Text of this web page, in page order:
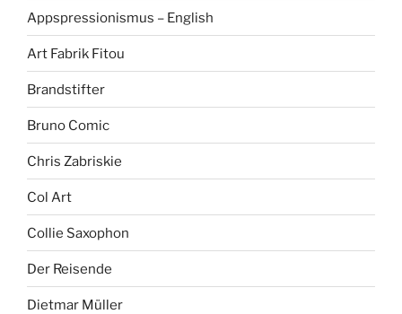
Appspressionismus – English
Art Fabrik Fitou
Brandstifter
Bruno Comic
Chris Zabriskie
Col Art
Collie Saxophon
Der Reisende
Dietmar Müller